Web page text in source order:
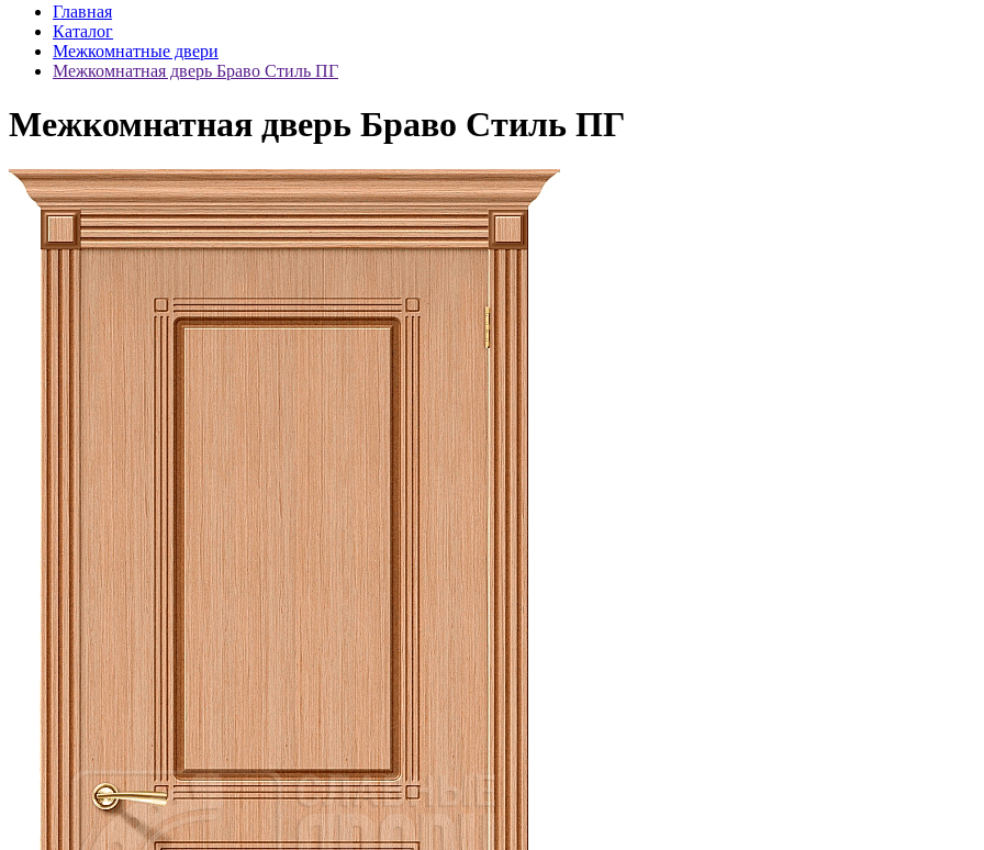
Главная
Каталог
Межкомнатные двери
Межкомнатная дверь Браво Стиль ПГ
Межкомнатная дверь Браво Стиль ПГ